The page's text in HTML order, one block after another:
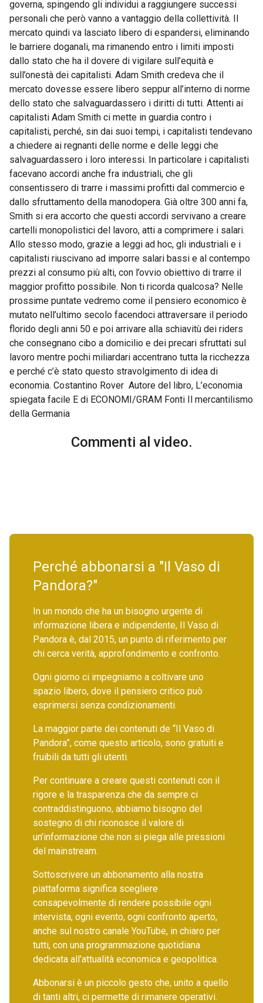
Commenti al video.
Perché abbonarsi a "Il Vaso di
Pandora?"
In un mondo che ha un bisogno urgente di
informazione libera e indipendente, Il Vaso di
Pandora è, dal 2015, un punto di riferimento per
chi cerca verità, approfondimento e confronto.
Ogni giorno ci impegniamo a coltivare uno
spazio libero, dove il pensiero critico può
esprimersi senza condizionamenti.
La maggior parte dei contenuti de “Il Vaso di
Pandora”, come questo articolo, sono gratuiti e
fruibili da tutti gli utenti.
Per continuare a creare questi contenuti con il
rigore e la trasparenza che da sempre ci
contraddistinguono, abbiamo bisogno del
sostegno di chi riconosce il valore di
un’informazione che non si piega alle pressioni
del mainstream.
Sottoscrivere un abbonamento alla nostra
piattaforma significa scegliere
consapevolmente di rendere possibile ogni
intervista, ogni evento, ogni confronto aperto,
anche sul nostro canale YouTube, in chiaro per
tutti, con una programmazione quotidiana
dedicata all’attualità economica e geopolitica.
Abbonarsi è un piccolo gesto che, unito a quello
di tanti altri, ci permette di rimanere operativi.